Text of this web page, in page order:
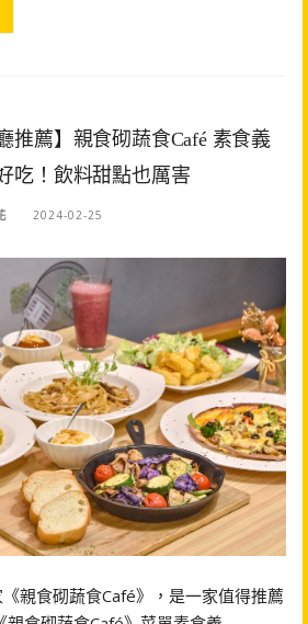
推薦】親食砌蔬食Café 素食義
吃！飲料甜點也厲害
2024-02-25
親食砌蔬食Café》，是一家值得推薦